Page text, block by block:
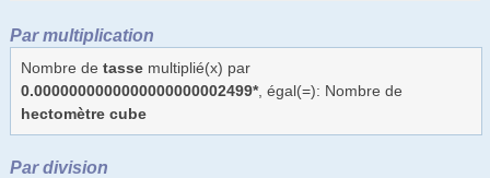
Par multiplication
Nombre de tassemultiplié(x) par
0.0000000000000000000002499*, égal(=): Nombre de
hectomètre cube
Par division